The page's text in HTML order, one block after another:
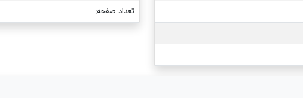
تعداد صفحه: